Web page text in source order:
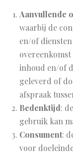
Aanvullende
waarbij de
en/of
inhoud en/of
geleverd of
afspraak
Bedenktijd:
gebruik kan
Consument:
voor